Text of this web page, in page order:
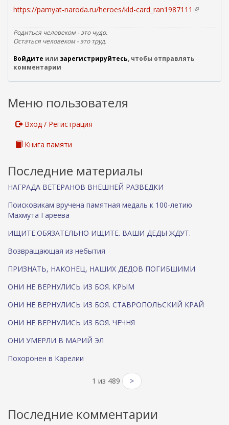
к
)
https://pamyat-naroda.ru/heroes/kld-card_ran1987111 (
н
н
я
Родиться человеком - это чудо.
Остаться человеком - это труд.
Войдите или зарегистрируйтесь, чтобы отправлять
комментарии
Меню пользователя
Вход / Регистрация
Книга памяти
Последние материалы
НАГРАДА ВЕТЕРАНОВ ВНЕШНЕЙ РАЗВЕДКИ
Поисковикам вручена памятная медаль к 100-летию
Махмута Гареева
ИЩИТЕ.ОБЯЗАТЕЛЬНО ИЩИТЕ. ВАШИ ДЕДЫ ЖДУТ.
Возвращающая из небытия
ПРИЗНАТЬ, НАКОНЕЦ, НАШИХ ДЕДОВ ПОГИБШИМИ
ОНИ НЕ ВЕРНУЛИСЬ ИЗ БОЯ. КРЫМ
ОНИ НЕ ВЕРНУЛИСЬ ИЗ БОЯ. СТАВРОПОЛЬСКИЙ КРАЙ
ОНИ НЕ ВЕРНУЛИСЬ ИЗ БОЯ. ЧЕЧНЯ
ОНИ УМЕРЛИ В МАРИЙ ЭЛ
Похоронен в Карелии
1 из 489 >
Последние комментарии